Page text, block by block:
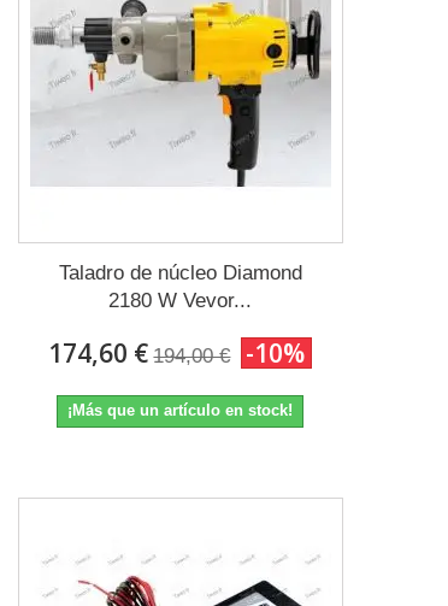
Taladro de núcleo Diamond
2180 W Vevor...
174,60 € 194,00 € -10%
¡Más que un artículo en stock!